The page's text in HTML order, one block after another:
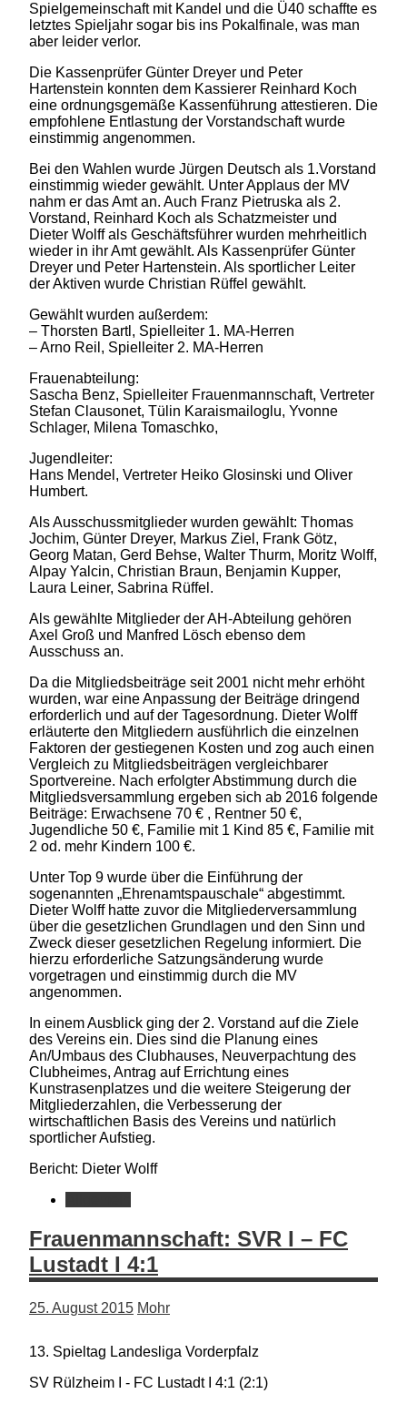
Spielgemeinschaft mit Kandel und die Ü40 schaffte es
letztes Spieljahr sogar bis ins Pokalfinale, was man
aber leider verlor.
Die Kassenprüfer Günter Dreyer und Peter
Hartenstein konnten dem Kassierer Reinhard Koch
eine ordnungsgemäße Kassenführung attestieren. Die
empfohlene Entlastung der Vorstandschaft wurde
einstimmig angenommen.
Bei den Wahlen wurde Jürgen Deutsch als 1.Vorstand
einstimmig wieder gewählt. Unter Applaus der MV
nahm er das Amt an. Auch Franz Pietruska als 2.
Vorstand, Reinhard Koch als Schatzmeister und
Dieter Wolff als Geschäftsführer wurden mehrheitlich
wieder in ihr Amt gewählt. Als Kassenprüfer Günter
Dreyer und Peter Hartenstein. Als sportlicher Leiter
der Aktiven wurde Christian Rüffel gewählt.
Gewählt wurden außerdem:
– Thorsten Bartl, Spielleiter 1. MA-Herren
– Arno Reil, Spielleiter 2. MA-Herren
Frauenabteilung:
Sascha Benz, Spielleiter Frauenmannschaft, Vertreter
Stefan Clausonet, Tülin Karaismailoglu, Yvonne
Schlager, Milena Tomaschko,
Jugendleiter:
Hans Mendel, Vertreter Heiko Glosinski und Oliver
Humbert.
Als Ausschussmitglieder wurden gewählt: Thomas
Jochim, Günter Dreyer, Markus Ziel, Frank Götz,
Georg Matan, Gerd Behse, Walter Thurm, Moritz Wolff,
Alpay Yalcin, Christian Braun, Benjamin Kupper,
Laura Leiner, Sabrina Rüffel.
Als gewählte Mitglieder der AH-Abteilung gehören
Axel Groß und Manfred Lösch ebenso dem
Ausschuss an.
Da die Mitgliedsbeiträge seit 2001 nicht mehr erhöht
wurden, war eine Anpassung der Beiträge dringend
erforderlich und auf der Tagesordnung. Dieter Wolff
erläuterte den Mitgliedern ausführlich die einzelnen
Faktoren der gestiegenen Kosten und zog auch einen
Vergleich zu Mitgliedsbeiträgen vergleichbarer
Sportvereine. Nach erfolgter Abstimmung durch die
Mitgliedsversammlung ergeben sich ab 2016 folgende
Beiträge: Erwachsene 70 € , Rentner 50 €,
Jugendliche 50 €, Familie mit 1 Kind 85 €, Familie mit
2 od. mehr Kindern 100 €.
Unter Top 9 wurde über die Einführung der
sogenannten „Ehrenamtspauschale“ abgestimmt.
Dieter Wolff hatte zuvor die Mitgliederversammlung
über die gesetzlichen Grundlagen und den Sinn und
Zweck dieser gesetzlichen Regelung informiert. Die
hierzu erforderliche Satzungsänderung wurde
vorgetragen und einstimmig durch die MV
angenommen.
In einem Ausblick ging der 2. Vorstand auf die Ziele
des Vereins ein. Dies sind die Planung eines
An/Umbaus des Clubhauses, Neuverpachtung des
Clubheimes, Antrag auf Errichtung eines
Kunstrasenplatzes und die weitere Steigerung der
Mitgliederzahlen, die Verbesserung der
wirtschaftlichen Basis des Vereins und natürlich
sportlicher Aufstieg.
Bericht: Dieter Wolff
Frauenmannschaft: SVR I – FC
Lustadt I 4:1
25. August 2015 Mohr
13. Spieltag Landesliga Vorderpfalz
SV Rülzheim I - FC Lustadt I 4:1 (2:1)